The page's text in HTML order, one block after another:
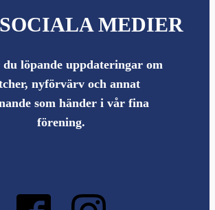
MEDIER
löpande uppdateringar om
nyförvärv och annat
som händer i vår fina
förening.